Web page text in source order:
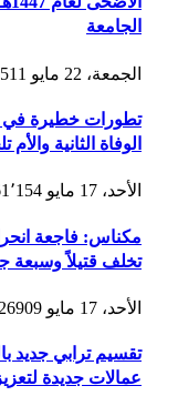
الجامعة
الجمعة، 22 مايو 2026
تطورات خطيرة في
الوفاة الثانية
الأحد، 17 مايو 2026 1٬154
مكناس: فاجعة
تخلف قتيلاً وسبعة
الأحد، 17 مايو 2026 909
عمالات جديدة